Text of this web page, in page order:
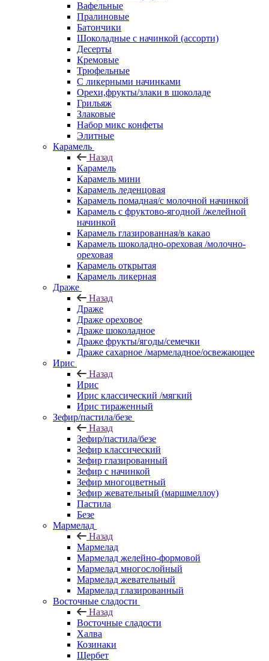
Вафельные
Пралиновые
Батончики
Шоколадные с начинкой (ассорти)
Десерты
Кремовые
Трюфельные
С ликерными начинками
Орехи,фрукты/злаки в шоколаде
Грильяж
Злаковые
Набор микс конфеты
Элитные
Карамель
Назад
Карамель
Карамель мини
Карамель леденцовая
Карамель помадная/с молочной начинкой
Карамель с фруктово-ягодной /желейной
начинкой
Карамель глазированная/в какао
Карамель шоколадно-ореховая /молочно-
ореховая
Карамель открытая
Карамель ликерная
Драже
Назад
Драже
Драже ореховое
Драже шоколадное
Драже фрукты/ягоды/семечки
Драже сахарное /мармеладное/освежающее
Ирис
Назад
Ирис
Ирис классический /мягкий
Ирис тираженный
Зефир/пастила/безе
Назад
Зефир/пастила/безе
Зефир классический
Зефир глазированный
Зефир с начинкой
Зефир многоцветный
Зефир жевательный (маршмеллоу)
Пастила
Безе
Мармелад
Назад
Мармелад
Мармелад желейно-формовой
Мармелад многослойный
Мармелад жевательный
Мармелад глазированный
Восточные сладости
Назад
Восточные сладости
Халва
Козинаки
Щербет